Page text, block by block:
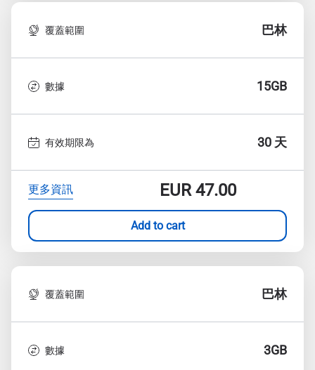
覆蓋範圍 巴林
數據 15GB
有效期限為 30 天
更多資訊 EUR47.00
Add to cart
覆蓋範圍 巴林
數據 3GB